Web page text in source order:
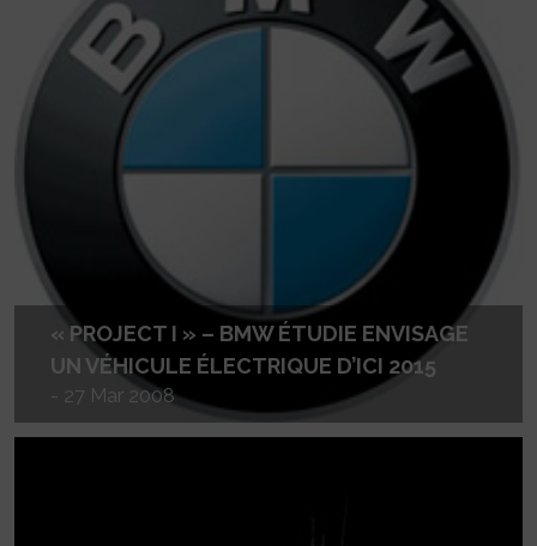
« PROJECT I » – BMW ÉTUDIE ENVISAGE
UN VÉHICULE ÉLECTRIQUE D’ICI 2015
- 27 Mar 2008